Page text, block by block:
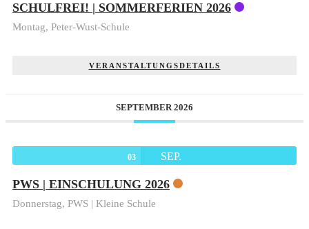
SCHULFREI! | SOMMERFERIEN 2026
Montag, Peter-Wust-Schule
VERANSTALTUNGSDETAILS
SEPTEMBER 2026
03 SEP.
PWS | EINSCHULUNG 2026
Donnerstag, PWS | Kleine Schule